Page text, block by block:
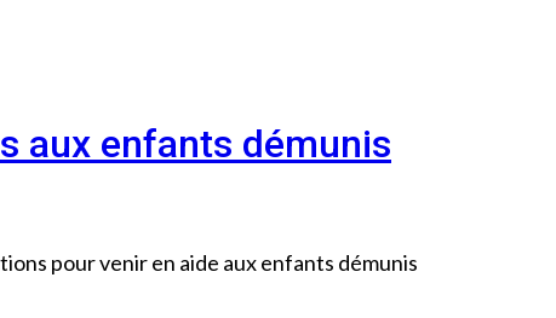
aux enfants démunis
pour venir en aide aux enfants démunis